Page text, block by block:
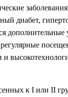
диабет,
дополнительные
и
к I или II